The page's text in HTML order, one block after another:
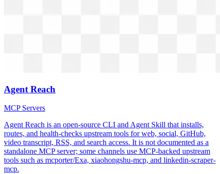
Agent Reach
MCP Servers
Agent Reach is an open-source CLI and Agent Skill that installs,
routes, and health-checks upstream tools for web, social, GitHub,
video transcript, RSS, and search access. It is not documented as a
standalone MCP server; some channels use MCP-backed upstream
tools such as mcporter/Exa, xiaohongshu-mcp, and linkedin-scraper-
mcp.